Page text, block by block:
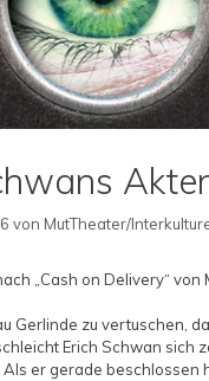
von MutTheater/
„Cash on Delivery“ von
Gerlinde zu vertuschen,
Erich Schwan sich
er gerade beschlossen